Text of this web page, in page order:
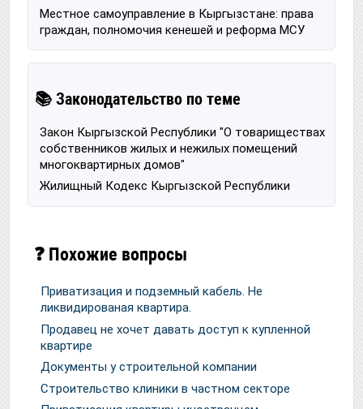
Местное самоуправление в Кыргызстане: права
граждан, полномочия кенешей и реформа МСУ
📚 Законодательство по теме
Закон Кыргызской Республики "О товариществах
собственников жилых и нежилых помещений
многоквартирных домов"
Жилищный Кодекс Кыргызской Республики
❓ Похожие вопросы
Приватизация и подземный кабель. Не
ликвидированая квартира.
Продавец не хочет давать доступ к купленной
квартире
Документы у строительной компании
Строительство клиники в частном секторе